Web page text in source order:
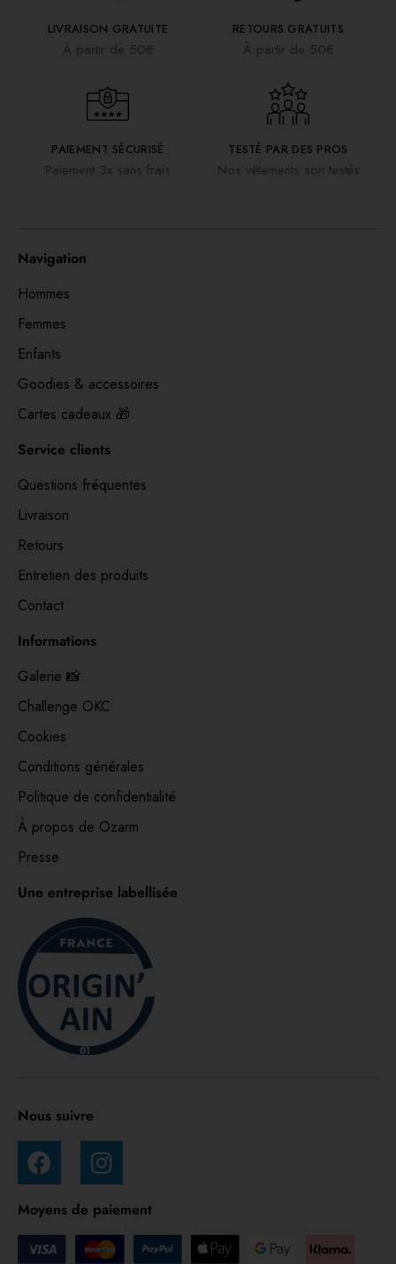
LIVRAISON GRATUITE
À partir de 50€
RETOURS GRATUITS
À partir de 50€
PAIEMENT SÉCURISÉ
Paiement 3x sans frais
TESTÉ PAR DES PROS
Nos vêtements son testés
Navigation
Hommes
Femmes
Enfants
Goodies & accessoires
Cartes cadeaux 🎁
Service clients
Questions fréquentes
Livraison
Retours
Entretien des produits
Contact
Informations
Galerie 📸
Challenge OKC
Cookies
Conditions générales
Politique de confidentialité
À propos de Ozarm
Presse
Une entreprise labellisée
Nous suivre
Moyens de paiement